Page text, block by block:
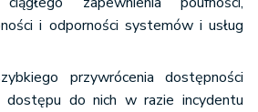
i odporności systemów i usług
przywrócenia dostępności
dostępu do nich w razie incydentu